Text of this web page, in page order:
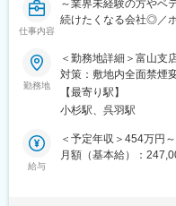
■会社の特長：
精密機械板金加工を主
います。
仕事内容
～業界未経験の方やベ
続けたくなる会社◎／
■職務詳細：
＼＼セールストーク力
／
安全ネットや防音・防
設資材」のレンタル・
提案先はゼネコン・商
勤務地
＜勤務地詳細＞富山支
対策：敷地内全面禁煙
【最寄り駅】
小杉駅、呉羽駅
給与
＜予定年収＞454万円
月額（基本給）：